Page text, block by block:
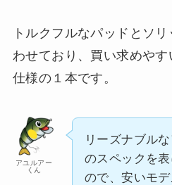
トルクフルなパッドとソ
わせており、買い求めや
仕様の１本です。
アユルアー
くん
リーズナブル
のスペックを
ので、安いモ